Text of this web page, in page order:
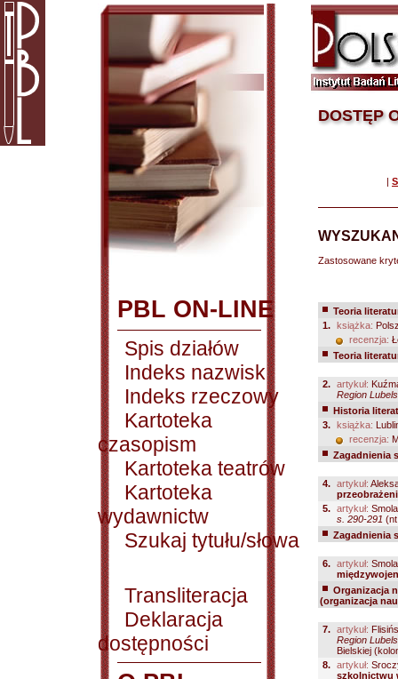
PBL ON-LINE
Spis działów
Indeks nazwisk
Indeks rzeczowy
Kartoteka
czasopism
Kartoteka teatrów
Kartoteka
wydawnictw
Szukaj tytułu/słowa
Transliteracja
Deklaracja
dostępności
DOSTĘP
|
Zastosowane
Teoria
1. książka:
recenzja:
Teoria
2. artykuł:
Region
Historia
3. książka:
recenzja:
Zagadnienia
4. artykuł:
5. artykuł:
s. 290-291
Zagadnienia
6. artykuł:
Organizacja
(organizacja
7. artykuł:
Region
Bielskiej
8. artykuł:
szkolnictwu